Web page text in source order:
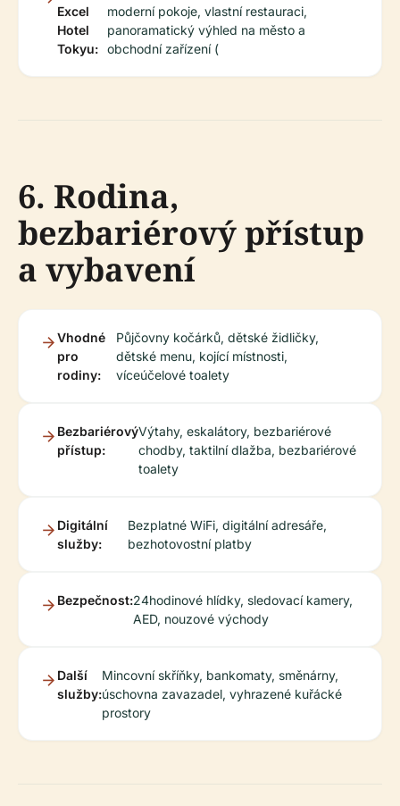
Excel
Hotel
Tokyu:
moderní pokoje, vlastní restauraci,
panoramatický výhled na město a
obchodní zařízení (
6. Rodina,
bezbariérový přístup
a vybavení
Vhodné
pro
rodiny:
Půjčovny kočárků, dětské židličky,
dětské menu, kojící místnosti,
víceúčelové toalety
Bezbariérový
přístup:
Výtahy, eskalátory, bezbariérové
chodby, taktilní dlažba, bezbariérové
toalety
Digitální
služby:
Bezplatné WiFi, digitální adresáře,
bezhotovostní platby
Bezpečnost:24hodinové hlídky, sledovací kamery,
AED, nouzové východy
Další
služby:
Mincovní skříňky, bankomaty, směnárny,
úschovna zavazadel, vyhrazené kuřácké
prostory